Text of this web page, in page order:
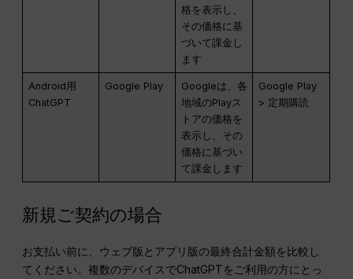
格を表示し、
その価格に基
づいて課金し
ます
Android用
ChatGPT
Google Play
Googleは、各
地域のPlayス
トアの価格を
表示し、その
価格に基づい
て課金します
Google Play
> 定期購読
新規ご契約の場合
お支払い前に、ウェブ版とアプリ版の最終合計金額を比較し
てください。複数のデバイスでChatGPTをご利用の方にとっ